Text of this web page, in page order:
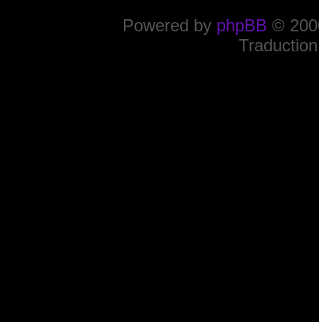
Powered by phpBB ©